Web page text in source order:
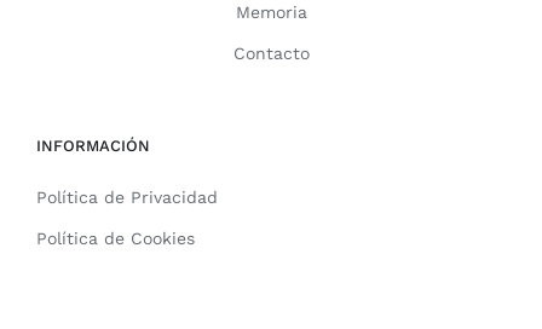
Memoria
Contacto
INFORMACIÓN
Política de Privacidad
Política de Cookies